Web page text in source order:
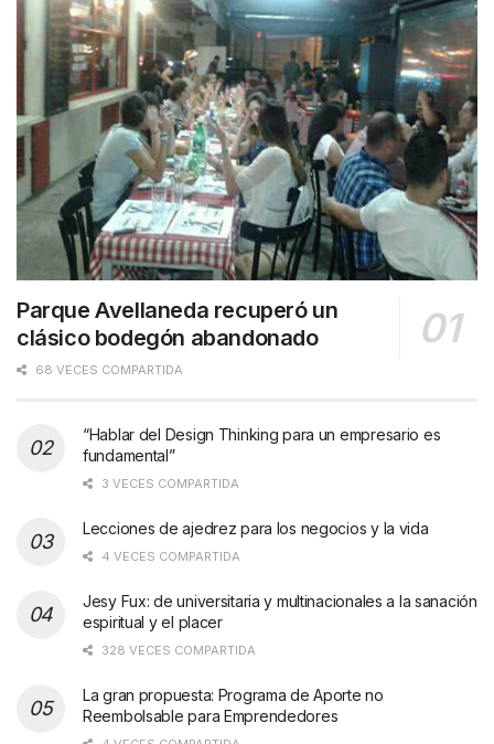
Parque Avellaneda recuperó un
clásico bodegón abandonado
68 VECES COMPARTIDA
“Hablar del Design Thinking para un empresario es
fundamental”
3 VECES COMPARTIDA
Lecciones de ajedrez para los negocios y la vida
4 VECES COMPARTIDA
Jesy Fux: de universitaria y multinacionales a la sanación
espiritual y el placer
328 VECES COMPARTIDA
La gran propuesta: Programa de Aporte no
Reembolsable para Emprendedores